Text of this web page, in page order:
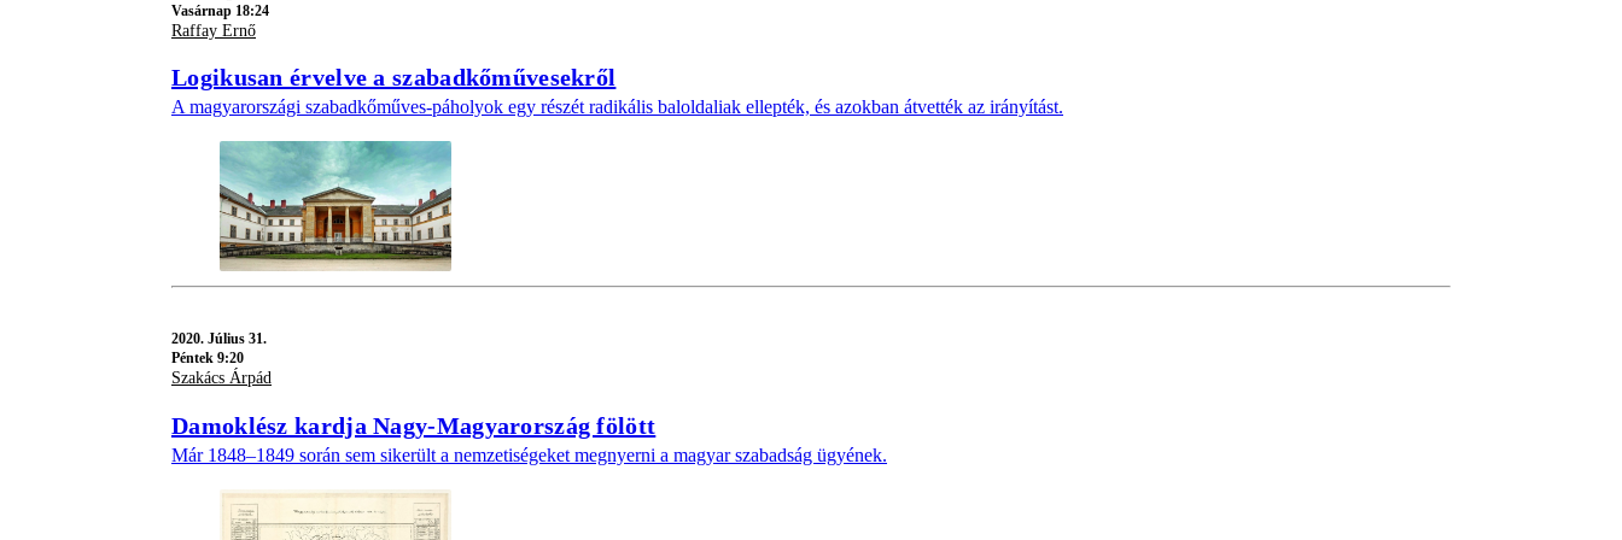
Vasárnap 18:24
Raffay Ernő
Logikusan érvelve a szabadkőművesekről
A magyarországi szabadkőműves-páholyok egy részét radikális baloldaliak ellepték, és azokban átvették az irányítást.
2020. Július 31.
Péntek 9:20
Szakács Árpád
Damoklész kardja Nagy-Magyarország fölött
Már 1848–1849 során sem sikerült a nemzetiségeket megnyerni a magyar szabadság ügyének.